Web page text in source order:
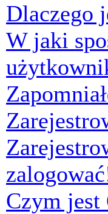
Dlaczego
W jaki
Czym jest